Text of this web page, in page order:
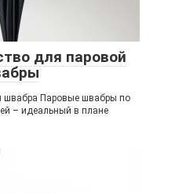
для паровой
швабра Паровые швабры по
– идеальный в плане